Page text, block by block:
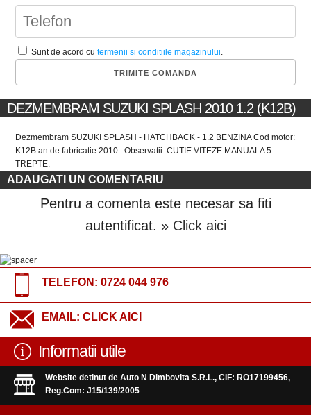
Sunt de acord cutermenii si conditiile magazinului.
DEZMEMBRAM SUZUKI SPLASH 2010 1.2 (K12B)
Dezmembram SUZUKI SPLASH - HATCHBACK - 1.2 BENZINA Cod motor:
K12B an de fabricatie 2010 . Observatii: CUTIE VITEZE MANUALA 5
TREPTE.
ADAUGATI UN COMENTARIU
Pentru a comenta este necesar sa fiti
autentificat. » Click aici
TELEFON: 0724 044 976
EMAIL: CLICK AICI
Informatii utile
Website detinut de Auto N Dimbovita S.R.L., CIF: RO17199456,
Reg.Com: J15/139/2005